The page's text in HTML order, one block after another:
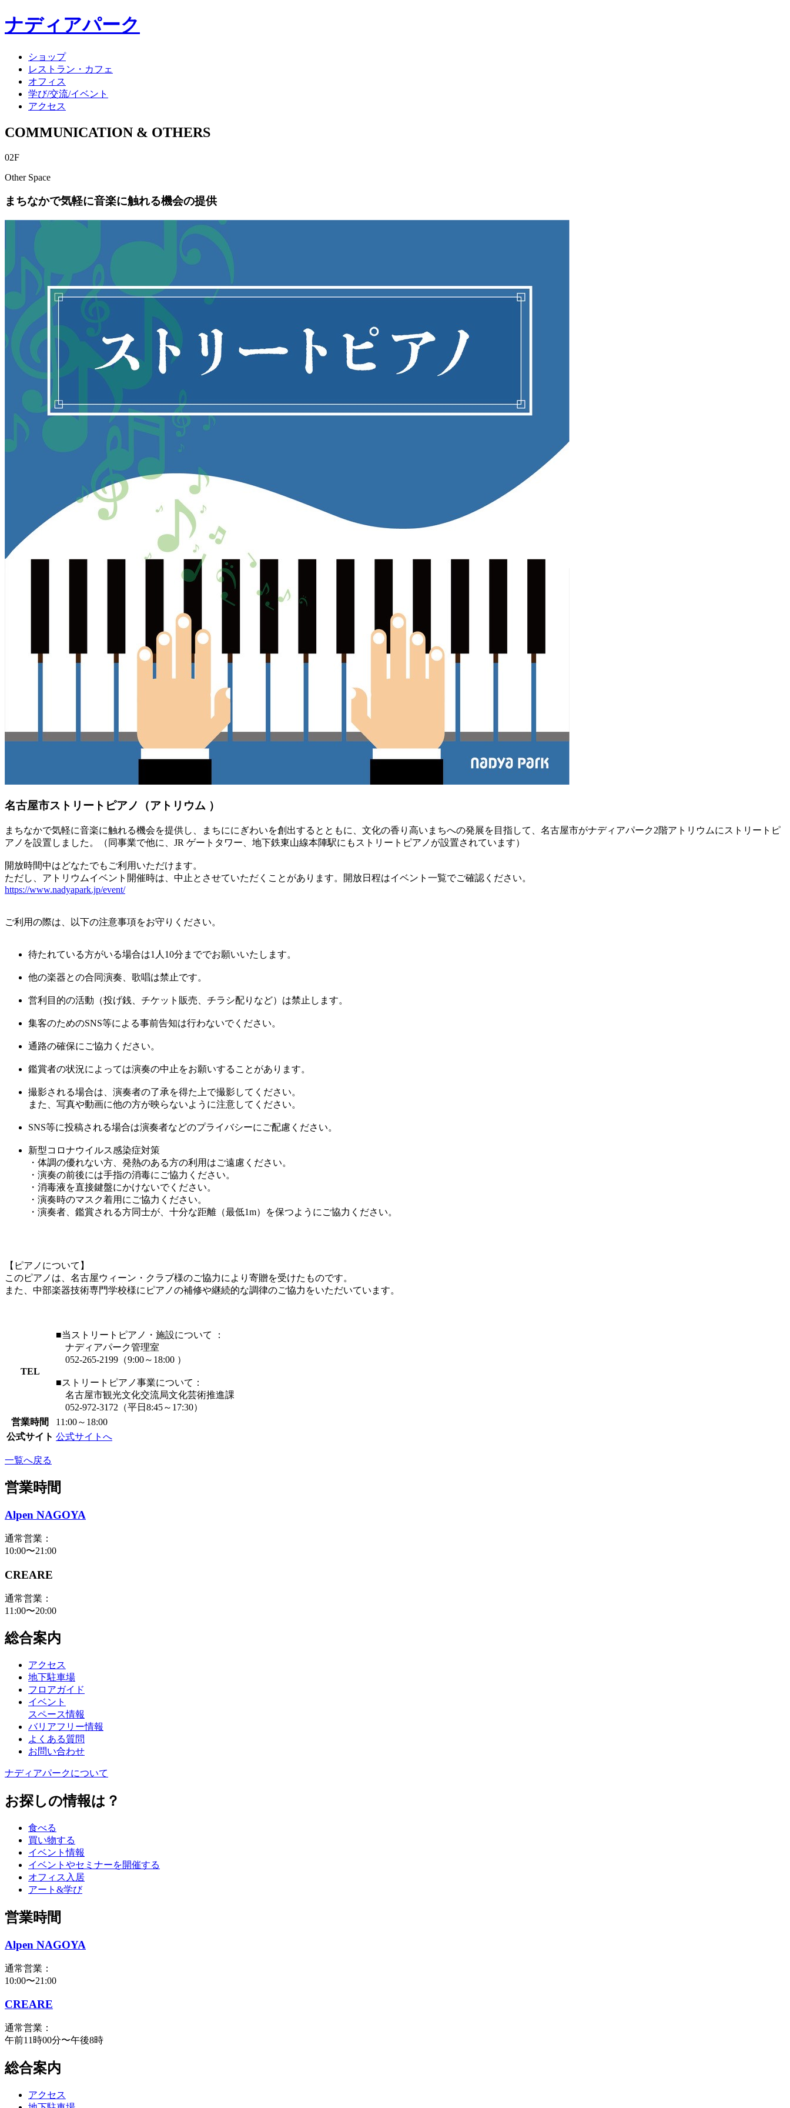
ナディアパーク
ショップ
レストラン・カフェ
オフィス
学び/交流/イベント
アクセス
COMMUNICATION & OTHERS
02F
Other Space
まちなかで気軽に音楽に触れる機会の提供
名古屋市ストリートピアノ（アトリウム ）
まちなかで気軽に音楽に触れる機会を提供し、まちににぎわいを創出するとともに、文化の香り高いまちへの発展を目指して、名古屋市がナディアパーク2階アトリウムにストリートピ
アノを設置しました。（同事業で他に、JR ゲートタワー、地下鉄東山線本陣駅にもストリートピアノが設置されています）
開放時間中はどなたでもご利用いただけます。
ただし、アトリウムイベント開催時は、中止とさせていただくことがあります。開放日程はイベント一覧でご確認ください。
https://www.nadyapark.jp/event/
ご利用の際は、以下の注意事項をお守りください。
待たれている方がいる場合は1人10分まででお願いいたします。
他の楽器との合同演奏、歌唱は禁止です。
営利目的の活動（投げ銭、チケット販売、チラシ配りなど）は禁止します。
集客のためのSNS等による事前告知は行わないでください。
通路の確保にご協力ください。
鑑賞者の状況によっては演奏の中止をお願いすることがあります。
撮影される場合は、演奏者の了承を得た上で撮影してください。
また、写真や動画に他の方が映らないように注意してください。
SNS等に投稿される場合は演奏者などのプライバシーにご配慮ください。
新型コロナウイルス感染症対策
・体調の優れない方、発熱のある方の利用はご遠慮ください。
・演奏の前後には手指の消毒にご協力ください。
・消毒液を直接鍵盤にかけないでください。
・演奏時のマスク着用にご協力ください。
・演奏者、鑑賞される方同士が、十分な距離（最低1m）を保つようにご協力ください。
【ピアノについて】
このピアノは、名古屋ウィーン・クラブ様のご協力により寄贈を受けたものです。
また、中部楽器技術専門学校様にピアノの補修や継続的な調律のご協力をいただいています。
TEL
■当ストリートピアノ・施設について ：
ナディアパーク管理室
052-265-2199（9:00～18:00 ）
■ストリートピアノ事業について：
名古屋市観光文化交流局文化芸術推進課
052-972-3172（平日8:45～17:30）
営業時間
11:00～18:00
公式サイト 公式サイトへ
一覧へ戻る
営業時間
Alpen NAGOYA
通常営業：
10:00〜21:00
CREARE
通常営業：
11:00〜20:00
総合案内
アクセス
地下駐車場
フロアガイド
イベント
スペース情報
バリアフリー情報
よくある質問
お問い合わせ
ナディアパークについて
お探しの情報は？
食べる
買い物する
イベント情報
イベントやセミナーを開催する
オフィス入居
アート&学び
営業時間
Alpen NAGOYA
通常営業：
10:00〜21:00
CREARE
通常営業：
午前11時00分〜午後8時
総合案内
アクセス